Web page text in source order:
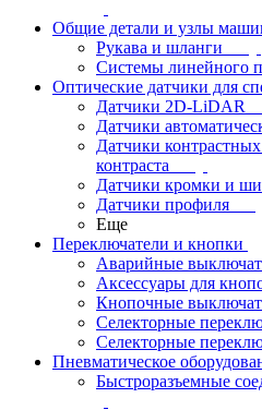
Общие детали и узлы
Рукава и шланги
Системы линейного
Оптические датчики для
Датчики 2D-LiDAR
Датчики
Датчики
контраста
Датчики кромки и
Датчики профиля
Еще
Переключатели и кнопки
Аварийные
Аксессуары для
Кнопочные
Селекторные
Селекторные
Пневматическое
Быстроразъемные